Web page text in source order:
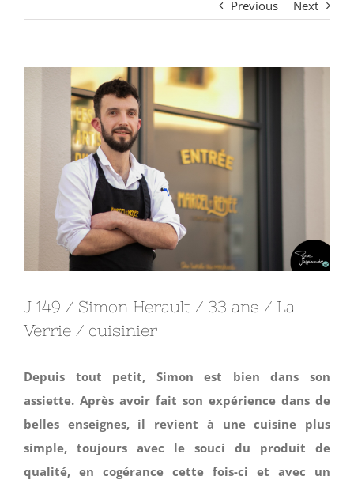
Previous Next
J 149 / Simon Herault / 33 ans / La
Verrie / cuisinier
Depuis tout petit, Simon est bien dans son
assiette. Après avoir fait son expérience dans de
belles enseignes, il revient à une cuisine plus
simple, toujours avec le souci du produit de
qualité, en cogérance cette fois-ci et avec un